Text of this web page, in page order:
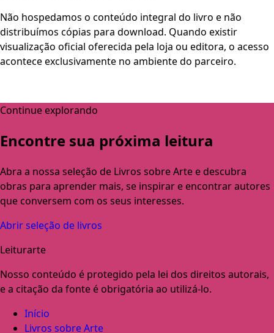
Não hospedamos o conteúdo integral do livro e não
distribuímos cópias para download. Quando existir
visualização oficial oferecida pela loja ou editora, o acesso
acontece exclusivamente no ambiente do parceiro.
Continue explorando
Encontre sua próxima leitura
Abra a nossa seleção de Livros sobre Arte e descubra
obras para aprender mais, se inspirar e encontrar autores
que conversem com os seus interesses.
Abrir seleção de livros
Leiturarte
Nosso conteúdo é protegido pela lei dos direitos autorais,
e a citação da fonte é obrigatória ao utilizá-lo.
Início
Livros sobre Arte